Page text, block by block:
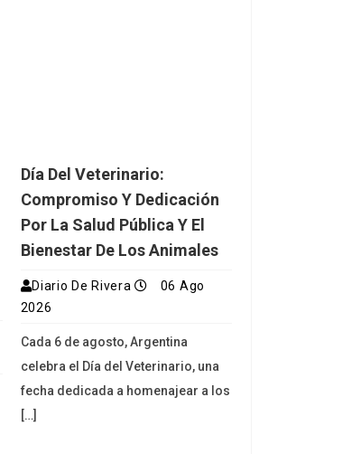
Día Del Veterinario:
Compromiso Y Dedicación
Por La Salud Pública Y El
Bienestar De Los Animales
Diario De Rivera
06 Ago
2026
Cada 6 de agosto, Argentina
celebra el Día del Veterinario, una
fecha dedicada a homenajear a los
[…]